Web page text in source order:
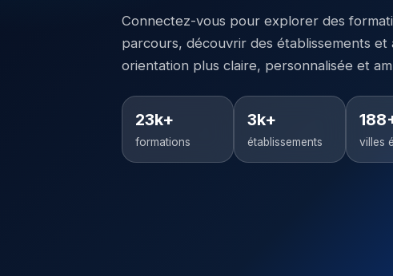
Connectez-vous pour explorer des
parcours, découvrir des établissements et
orientation plus claire, personnalisée et
23k+
formations
3k+
établissements villes